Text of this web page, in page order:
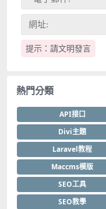
提示：請文明發言
熱門分類
API接口
Divi主題
Laravel教程
Maccms模版
SEO工具
SEO教學